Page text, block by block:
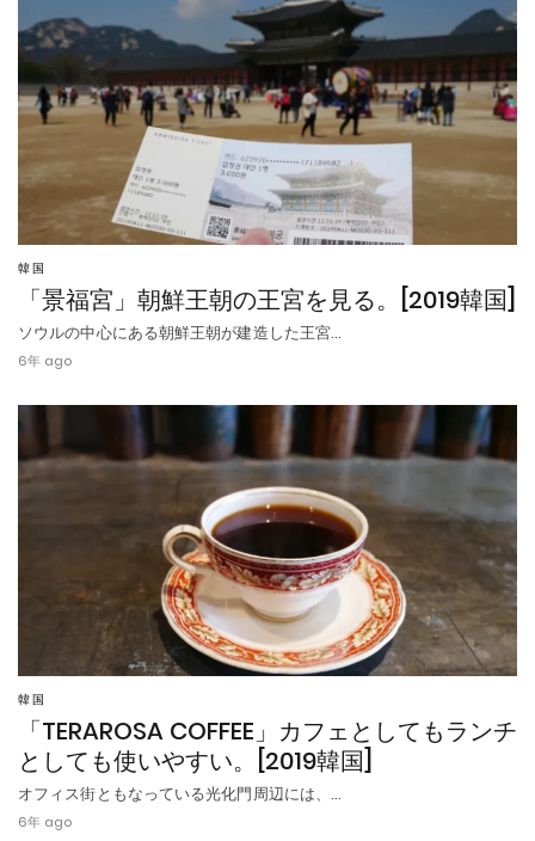
韓国
「景福宮」朝鮮王朝の王宮を見る。[2019韓国]
ソウルの中心にある朝鮮王朝が建造した王宮…
6年 ago
韓国
「TERAROSA COFFEE」カフェとしてもランチ
としても使いやすい。[2019韓国]
オフィス街ともなっている光化門周辺には、…
6年 ago